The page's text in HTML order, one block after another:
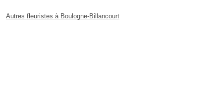
Autres fleuristes à Boulogne-Billancourt